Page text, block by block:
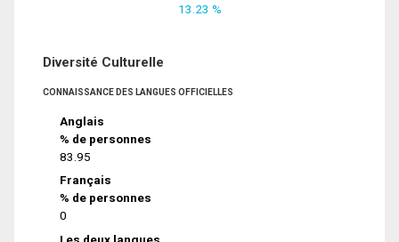
13.23 %
Diversité Culturelle
CONNAISSANCE DES LANGUES OFFICIELLES
Anglais
% de personnes
83.95
Français
% de personnes
0